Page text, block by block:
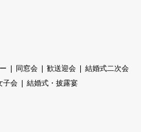
同窓会 歓送迎会
結婚式二次会
子会
結婚式・披露宴